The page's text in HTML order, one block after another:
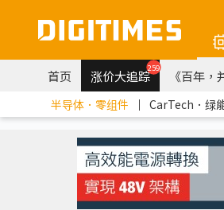
首页 涨价大追踪259 《百年
半导体．零组件 ｜ CarTech．绿